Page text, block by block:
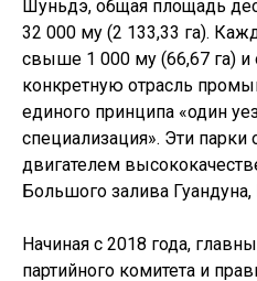
Шуньдэ, общая площадь
32 000 му (2 133,33 га).
свыше 1 000 му (66,67 га) и
конкретную отрасль
единого принципа «один
специализация». Эти
двигателем
Большого залива
Начиная с 2018 года,
партийного комитета и